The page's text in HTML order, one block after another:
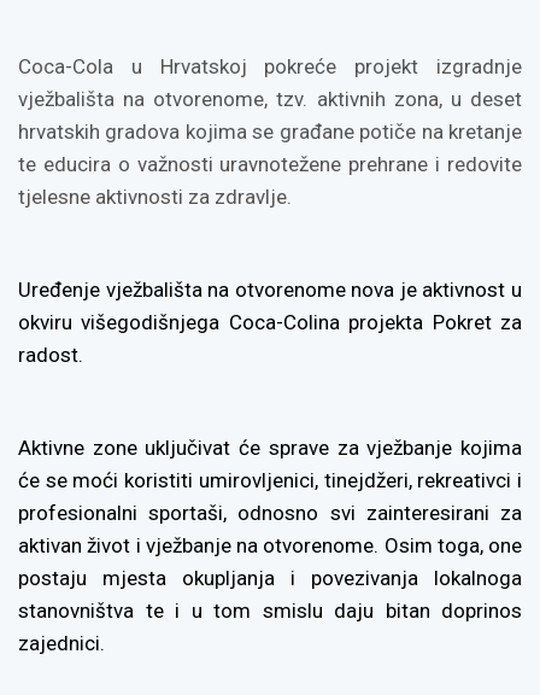
Coca-Cola u Hrvatskoj pokreće projekt izgradnje
vježbališta na otvorenome, tzv. aktivnih zona, u deset
hrvatskih gradova kojima se građane potiče na kretanje
te educira o važnosti uravnotežene prehrane i redovite
tjelesne aktivnosti za zdravlje.
Uređenje vježbališta na otvorenome nova je aktivnost u
okviru višegodišnjega Coca-Colina projekta Pokret za
radost.
Aktivne zone uključivat će sprave za vježbanje kojima
će se moći koristiti umirovljenici, tinejdžeri, rekreativci i
profesionalni sportaši, odnosno svi zainteresirani za
aktivan život i vježbanje na otvorenome. Osim toga, one
postaju mjesta okupljanja i povezivanja lokalnoga
stanovništva te i u tom smislu daju bitan doprinos
zajednici.